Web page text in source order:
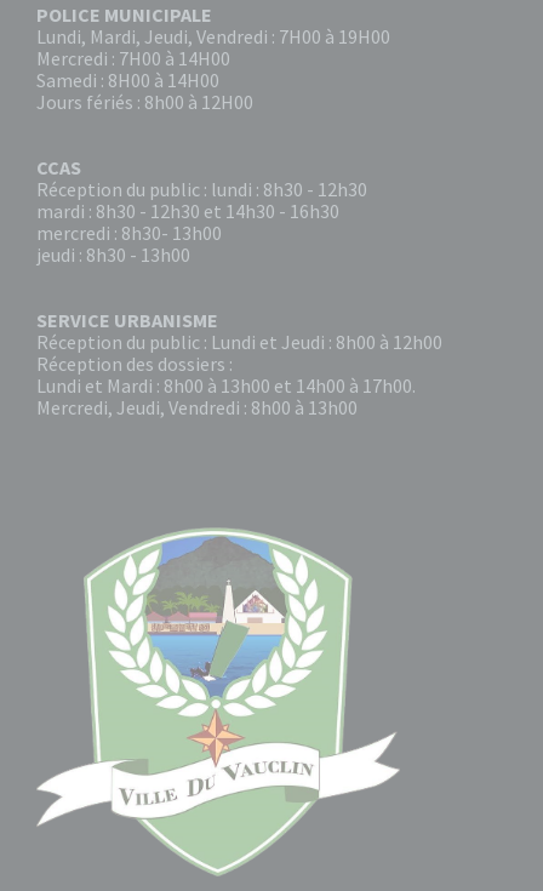
POLICE MUNICIPALE
Lundi, Mardi, Jeudi, Vendredi : 7H00 à 19H00
Mercredi : 7H00 à 14H00
Samedi : 8H00 à 14H00
Jours fériés : 8h00 à 12H00
CCAS
Réception du public : lundi : 8h30 - 12h30
mardi : 8h30 - 12h30 et 14h30 - 16h30
mercredi : 8h30- 13h00
jeudi : 8h30 - 13h00
SERVICE URBANISME
Réception du public : Lundi et Jeudi : 8h00 à 12h00
Réception des dossiers :
Lundi et Mardi : 8h00 à 13h00 et 14h00 à 17h00.
Mercredi, Jeudi, Vendredi : 8h00 à 13h00